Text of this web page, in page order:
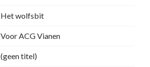
Het wolfsbit
Voor ACG Vianen
(geen titel)